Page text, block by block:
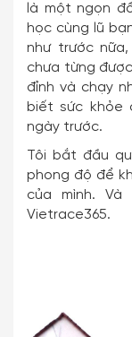
là một ngọn
học cùng lũ
như trước
chưa từng
đỉnh và chạy
biết sức khỏe
ngày trước.
Tôi bắt đầu
phong độ để
của mình.
Vietrace365.